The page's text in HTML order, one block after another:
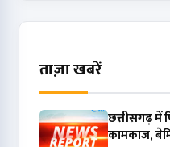
ताज़ा खबरें
छत्तीसगढ़ में
कामकाज,